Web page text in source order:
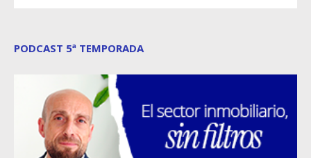
PODCAST 5ª TEMPORADA